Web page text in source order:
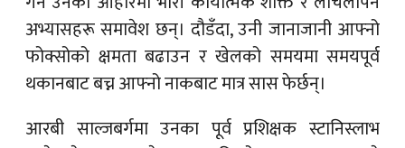
अभ्यासहरू समावेश छन्। दौडँदा, उनी जानाजानी आफ्नो
फोक्सोको क्षमता बढाउन र खेलको समयमा समयपूर्व
थकानबाट बच्न आफ्नो नाकबाट मात्र सास फेर्छन्।
आरबी साल्जबर्गमा उनका पूर्व प्रशिक्षक स्टानिस्लाभ